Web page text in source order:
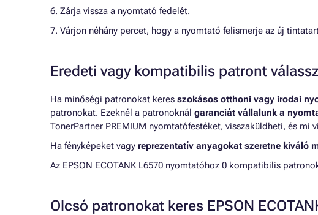
6. Zárja vissza a nyomtató fedelét.
7. Várjon néhány percet, hogy a nyomtató felismerje az új
Eredeti vagy kompatibilis patront
Ha minőségi patronokat keres szokásos otthoni vagy irodai
patronokat. Ezeknél a patronoknál garanciát vállalunk a
TonerPartner PREMIUM nyomtatófestéket, visszaküldheti, és mi
Ha fényképeket vagy reprezentatív anyagokat szeretne kiváló
Az EPSON ECOTANK L6570 nyomtatóhoz 0 kompatibilis
Olcsó patronokat keres EPSON